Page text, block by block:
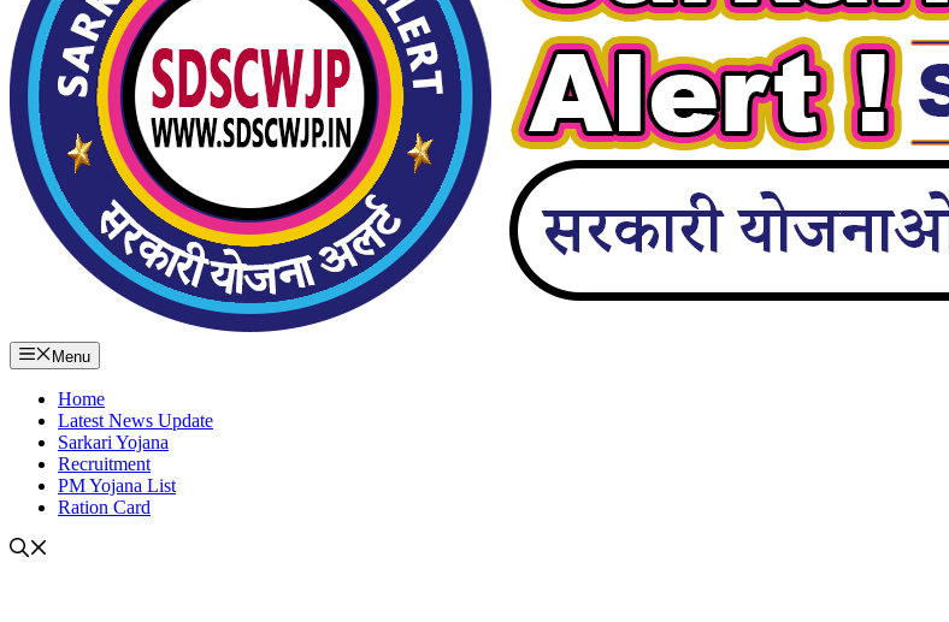
Menu
Home
Latest News Update
Sarkari Yojana
Recruitment
PM Yojana List
Ration Card